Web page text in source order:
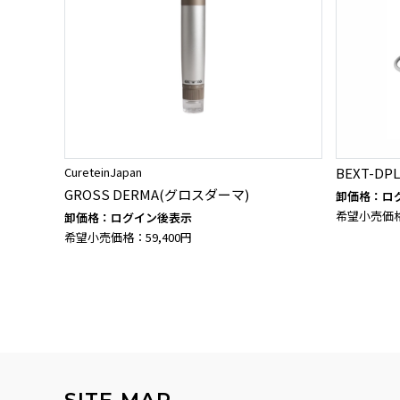
CureteinJapan
GROSS DERMA(グロスダーマ)
卸価格：ログイン後表示
希望小売価格：59,400円
BEXT-
卸価格：ロ
希望小売価